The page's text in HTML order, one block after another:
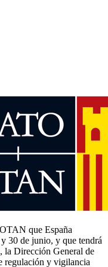
que España
30 de junio, y que tendrá
Dirección General de
regulación y vigilancia